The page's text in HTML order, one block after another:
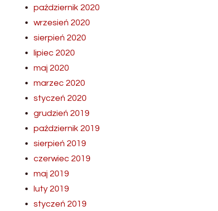
październik 2020
wrzesień 2020
sierpień 2020
lipiec 2020
maj 2020
marzec 2020
styczeń 2020
grudzień 2019
październik 2019
sierpień 2019
czerwiec 2019
maj 2019
luty 2019
styczeń 2019